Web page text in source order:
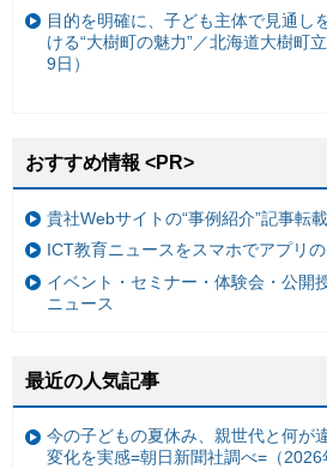
目的を明確に、子ども主体で見通
ける“大樹町の魅力”／北海道大樹町
9日）
おすすめ情報 <PR>
貴社Webサイトの“事例紹介”記事転
ICT教育ニュースをスマホでアプリ
イベント・セミナー・体験会・公開
ニュース
最近の人気記事
今の子どもの夏休み、親世代と何が
変化を実感=朝日新聞社調べ=（2026